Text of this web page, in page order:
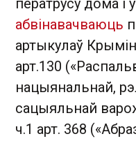
ператрусу дома і
абвінавачваюць
артыкулаў
арт.130
нацыянальнай,
сацыяльнай
ч.1 арт. 368